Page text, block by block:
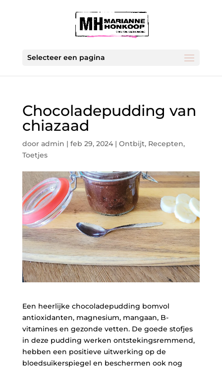
Selecteer een pagina
Chocoladepudding van
chiazaad
door admin | feb 29, 2024| Ontbijt, Recepten,
Toetjes
Een heerlijke chocoladepudding bomvol
antioxidanten, magnesium, mangaan, B-
vitamines en gezonde vetten. De goede stofjes
in deze pudding werken ontstekingsremmend,
hebben een positieve uitwerking op de
bloedsuikerspiegel en beschermen ook nog